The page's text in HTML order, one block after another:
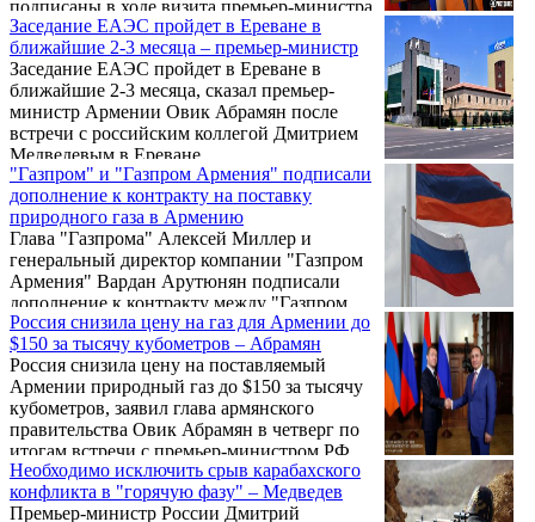
подписаны в ходе визита премьер-министра
России Дмитрия Медведева в Ереван.
Подписано соглашение о сотрудничестве в
области исследования и использования
космического пространства в мирных
целях.
Заседание ЕАЭС пройдет в Ереване в
ближайшие 2-3 месяца – премьер-министр
Заседание ЕАЭС пройдет в Ереване в
ближайшие 2-3 месяца, сказал премьер-
министр Армении Овик Абрамян после
встречи с российским коллегой Дмитрием
Медведевым в Ереване.
"Газпром" и "Газпром Армения" подписали
дополнение к контракту на поставку
природного газа в Армению
Глава "Газпрома" Алексей Миллер и
генеральный директор компании "Газпром
Армения" Вардан Арутюнян подписали
дополнение к контракту между "Газпром
экспорт" и "Газпром Армения" на поставку
природного газа в Армению в 2014–2018
годах. Документ был подписан в четверг в
рамках визита премьер-министра России
Дмитрия Медведева в Ереван.
Россия снизила цену на газ для Армении до
$150 за тысячу кубометров – Абрамян
Россия снизила цену на поставляемый
Армении природный газ до $150 за тысячу
кубометров, заявил глава армянского
правительства Овик Абрамян в четверг по
итогам встречи с премьер-министром РФ
Дмитрием Медведевым.
Необходимо исключить срыв карабахского
конфликта в "горячую фазу" – Медведев
Премьер-министр России Дмитрий